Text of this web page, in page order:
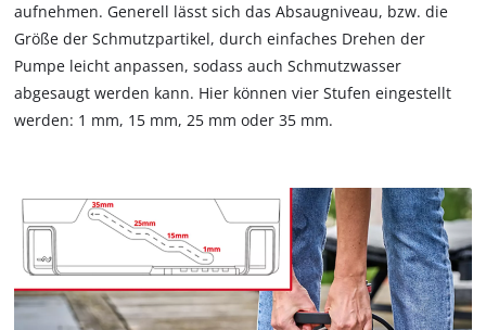
that
are
not
disclosed
to
the
owner
needs
setup
the
aufnehmen. Generell lässt sich das Absaugniveau, bzw. die
Größe der Schmutzpartikel, durch einfaches Drehen der
Pumpe leicht anpassen, sodass auch Schmutzwasser
abgesaugt werden kann. Hier können vier Stufen eingestellt
werden: 1 mm, 15 mm, 25 mm oder 35 mm.